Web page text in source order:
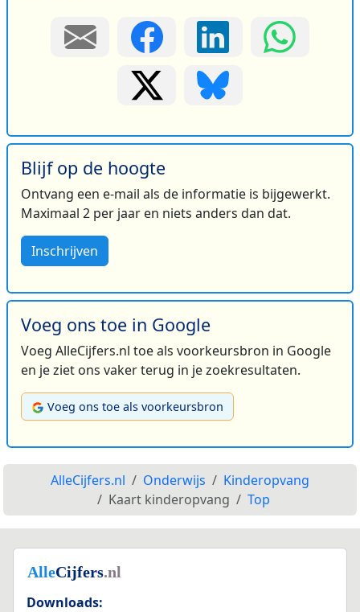
Blijf op de hoogte
Ontvang een e-mail als de informatie is bijgewerkt.
Maximaal 2 per jaar en niets anders dan dat.
Inschrijven
Voeg ons toe in Google
Voeg AlleCijfers.nl toe als voorkeursbron in Google
en je ziet ons vaker terug in je zoekresultaten.
Voeg ons toe als voorkeursbron
AlleCijfers.nl Onderwijs
Kinderopvang
Kaart kinderopvang
Top
Downloads: